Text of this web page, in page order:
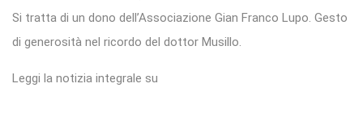
Si tratta di un dono dell’Associazione Gian Franco Lupo. Gesto
di generosità nel ricordo del dottor Musillo.
Leggi la notizia integrale su